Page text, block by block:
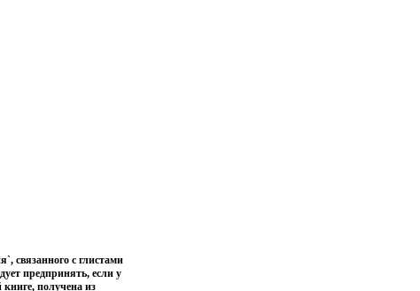
связанного с глистами
предпринять, если у
получена из